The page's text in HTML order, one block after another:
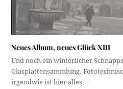
Neues Album, neues Glück XIII
Und noch ein winterlicher
Glasplattensammlung.
irgendwie ist hier alles…